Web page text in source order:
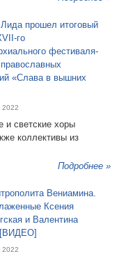
прошел итоговый
го
фестиваля-
«Слава в вышних
2022
и светские хоры
коллективы из
Подробнее »
Вениамина.
Ксения
и Валентина
[ВИДЕО]
2022